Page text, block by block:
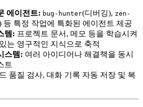
에이전트: bug-hunter(디버깅), zen-
등 특정 작업에 특화된 에이전트 제공
템: 프로젝트 문서, 메모 등을 학습시켜
는 영구적인 지식으로 축적
스템: 여러 아이디어나 해결책을 동시
트
품질 검사, 대화 기록 자동 저장 및 복